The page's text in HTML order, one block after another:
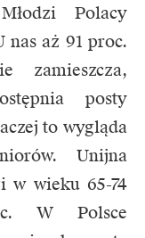
Polacy
nas aż 91 proc.
zamieszcza,
posty
to wygląda
Unijna
w wieku 65-74
W Polsce